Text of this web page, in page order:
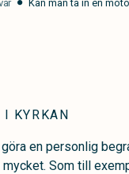
Kan man ta in en
I KYRKAN
en personlig
Som till